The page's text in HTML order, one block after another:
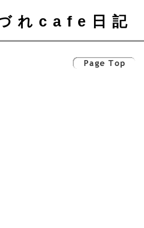
れcafe日記